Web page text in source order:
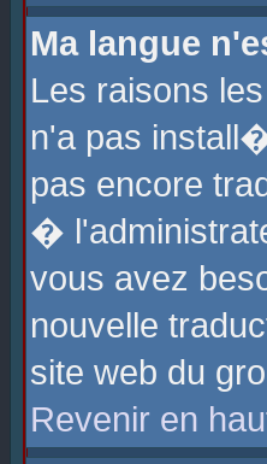
Ma langue
Les raisons
n'a pas
pas encore
�
vous avez
nouvelle
site web du
Revenir en